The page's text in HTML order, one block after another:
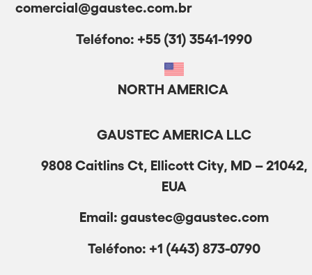
comercial@gaustec.com.br
Teléfono: +55 (31) 3541-1990
NORTH AMERICA
GAUSTEC AMERICA LLC
9808 Caitlins Ct, Ellicott City, MD – 21042,
EUA
Email: gaustec@gaustec.com
Teléfono: +1 (443) 873-0790